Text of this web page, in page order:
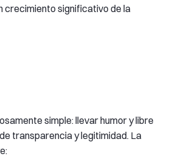
crecimiento significativo de la
simple: llevar humor y libre
transparencia y legitimidad. La